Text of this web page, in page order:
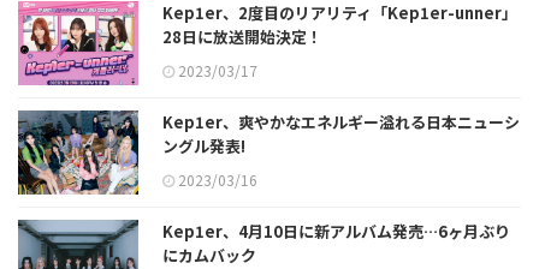
Kep1er、2度目のリアリティ「Kep1er-unner」
28日に放送開始決定！
2023/03/17
Kep1er、爽やかなエネルギー溢れる日本ニューシ
ングル発表!
2023/03/16
Kep1er、4月10日に新アルバム発売…6ヶ月ぶり
にカムバック